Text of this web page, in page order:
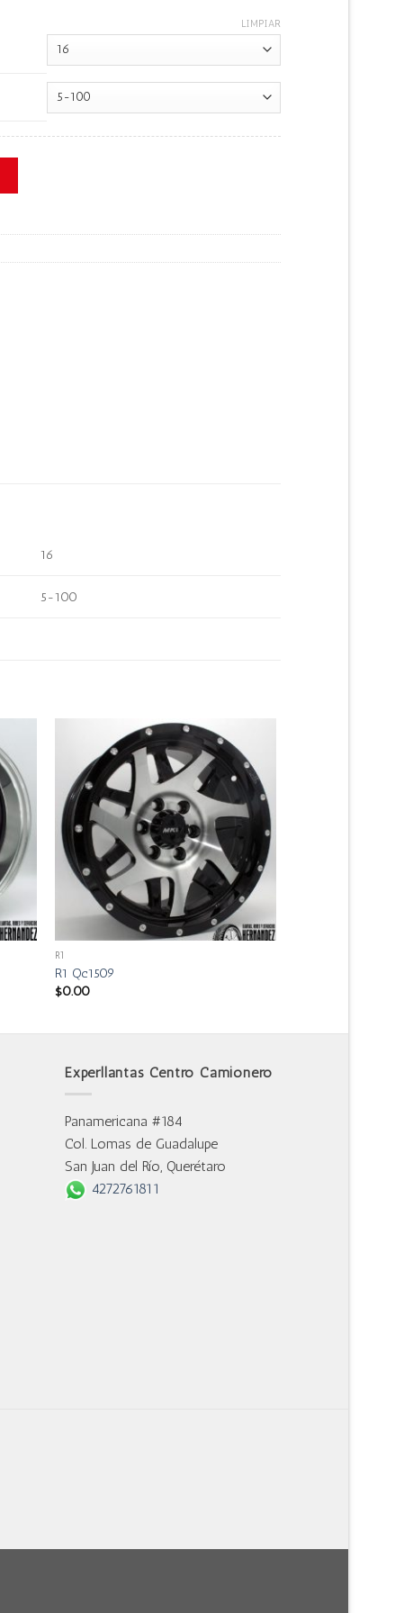
LIMPIAR
16
5-100
R1
R1 Qc1509
$0.00
Experllantas Centro Camionero
Panamericana #184
Col. Lomas de Guadalupe
San Juan del Río, Querétaro
4272761811